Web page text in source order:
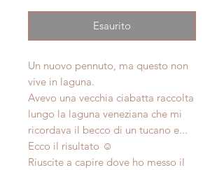
Esaurito
Un nuovo pennuto, ma questo non
vive in laguna.
Avevo una vecchia ciabatta raccolta
lungo la laguna veneziana che mi
ricordava il becco di un tucano e...
Ecco il risultato ☺️
Riuscite a capire dove ho messo il